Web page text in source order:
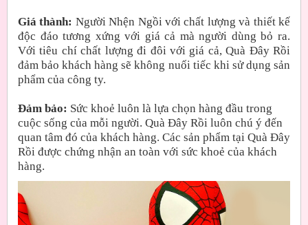
Giá thành: Người Nhện Ngồi với chất lượng và thiết kế
độc đáo tương xứng với giá cả mà người dùng bỏ ra.
Với tiêu chí chất lượng đi đôi với giá cả, Quà Đây Rồi
đảm bảo khách hàng sẽ không nuối tiếc khi sử dụng sản
phẩm của công ty.
Đảm bảo: Sức khoẻ luôn là lựa chọn hàng đầu trong
cuộc sống của mỗi người. Quà Đây Rồi luôn chú ý đến
quan tâm đó của khách hàng. Các sản phẩm tại Quà Đây
Rồi được chứng nhận an toàn với sức khoẻ của khách
hàng.